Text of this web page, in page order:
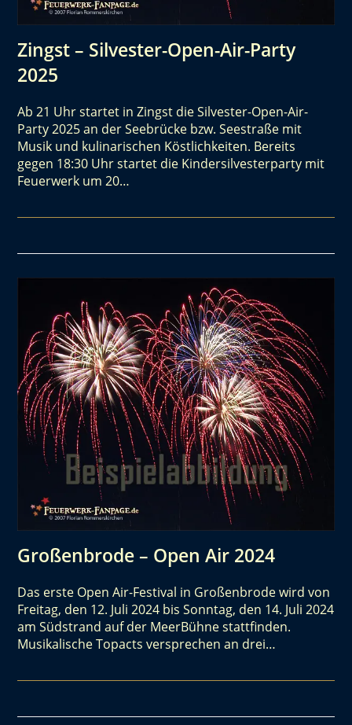
Zingst – Silvester-Open-Air-Party
2025
Ab 21 Uhr startet in Zingst die Silvester-Open-Air-
Party 2025 an der Seebrücke bzw. Seestraße mit
Musik und kulinarischen Köstlichkeiten. Bereits
gegen 18:30 Uhr startet die Kindersilvesterparty mit
Feuerwerk um 20…
Großenbrode – Open Air 2024
Das erste Open Air-Festival in Großenbrode wird von
Freitag, den 12. Juli 2024 bis Sonntag, den 14. Juli 2024
am Südstrand auf der MeerBühne stattfinden.
Musikalische Topacts versprechen an drei…